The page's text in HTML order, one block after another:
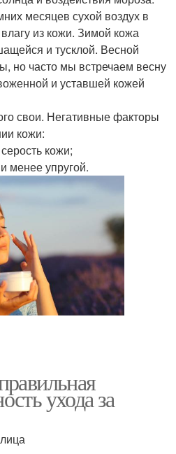
месяцев сухой воздух в
из кожи. Зимой кожа
и тусклой. Весной
но часто мы встречаем весну
и уставшей кожей
свои. Негативные факторы
кожи:
кожи;
менее упругой.
ухода за